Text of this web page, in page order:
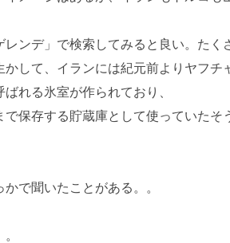
ンデ」で検索してみると良い。たく
かして、イランには紀元前よりヤフチ
れる氷室が作られており、
保存する貯蔵庫として使っていたそ
で聞いたことがある。。